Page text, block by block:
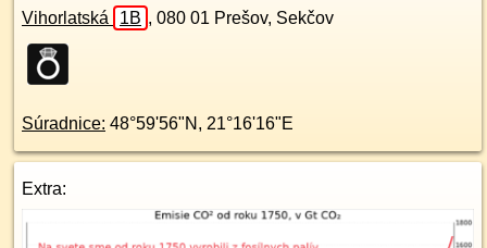
Vihorlatská 1B , 080 01 Prešov, Sekčov
Súradnice: 48°59'56"N , 21°16'16"E
Extra: